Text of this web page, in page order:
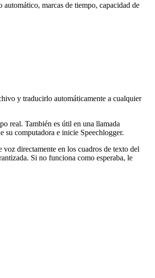
marcas de tiempo, capacidad de
y traducirlo automáticamente a cualquier
real. También es útil en una llamada
su computadora e inicie Speechlogger.
directamente en los cuadros de texto del
Si no funciona como esperaba, le